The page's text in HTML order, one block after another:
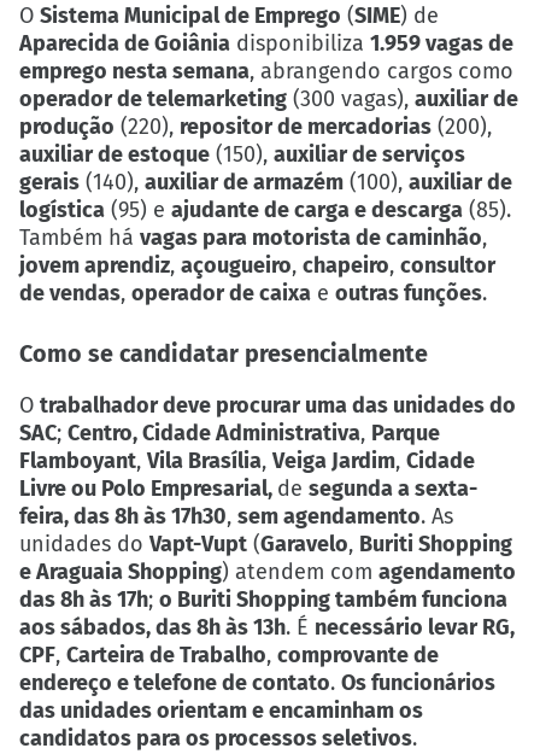
O Sistema Municipal de Emprego (SIME) de
Aparecida de Goiânia disponibiliza 1.959 vagas de
emprego nesta semana, abrangendo cargos como
operador de telemarketing (300 vagas), auxiliar de
produção (220), repositor de mercadorias (200),
auxiliar de estoque (150), auxiliar de serviços
gerais (140), auxiliar de armazém (100), auxiliar de
logística (95) e ajudante de carga e descarga (85).
Também há vagas para motorista de caminhão,
jovem aprendiz, açougueiro, chapeiro, consultor
de vendas, operador de caixa e outras funções.
Como se candidatar presencialmente
O trabalhador deve procurar uma das unidades do
SAC; Centro, Cidade Administrativa, Parque
Flamboyant, Vila Brasília, Veiga Jardim, Cidade
Livre ou Polo Empresarial, de segunda a sexta-
feira, das 8h às 17h30, sem agendamento. As
unidades do Vapt-Vupt (Garavelo, Buriti Shopping
e Araguaia Shopping) atendem com agendamento
das 8h às 17h; o Buriti Shopping também funciona
aos sábados, das 8h às 13h. É necessário levar RG,
CPF, Carteira de Trabalho, comprovante de
endereço e telefone de contato. Os funcionários
das unidades orientam e encaminham os
candidatos para os processos seletivos.